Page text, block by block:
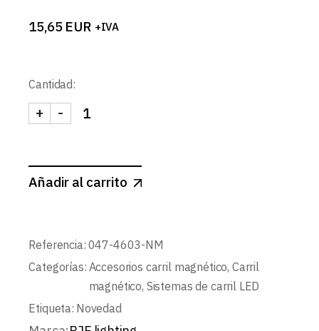
15,65 EUR +IVA
Cantidad:
UNION FLEXIBLE CARRIL MAGNETICO CABLE
-
+
Añadir al carrito
Referencia: 047-4603-NM
Categorías: Accesorios carril magnético, Carril
magnético, Sistemas de carril LED
Etiqueta: Novedad